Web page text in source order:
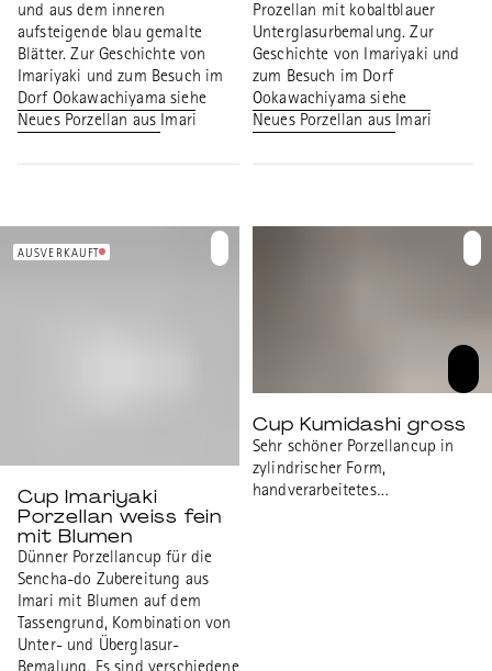
und aus dem inneren
aufsteigende blau gemalte
Blätter. Zur Geschichte von
Imariyaki und zum Besuch im
Dorf Ookawachiyama siehe
Neues Porzellan aus Imari
Prozellan mit kobaltblauer
Unterglasurbemalung. Zur
Geschichte von Imariyaki und
zum Besuch im Dorf
Ookawachiyama siehe
Neues Porzellan aus Imari
AUSVERKAUFT
Cup Imariyaki
Porzellan weiss fein
mit Blumen
Dünner Porzellancup für die
Sencha-do Zubereitung aus
Imari mit Blumen auf dem
Tassengrund, Kombination von
Unter- und Überglasur-
Cup Kumidashi gross
Sehr schöner Porzellancup in
zylindrischer Form,
handverarbeitetes